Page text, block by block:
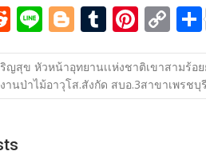
R
e
d
di
Li
n
e
Bl
o
g
g
T
u
m
bl
Pi
nt
er
e
C
o
p
y
ญสุข หัวหน้าอุทยานเเห่งชาติเขาสามร้อ
านป่าไม้อาวุโส.สังกัด สบอ.3สาขาเพรชบุรี